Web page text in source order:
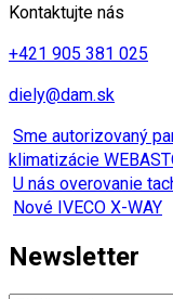
Kontaktujte nás
+421 905 381 025
diely@dam.sk
Sme autorizovaný
klimatizácie
U nás overovanie
Nové IVECO X-WAY
Newsletter